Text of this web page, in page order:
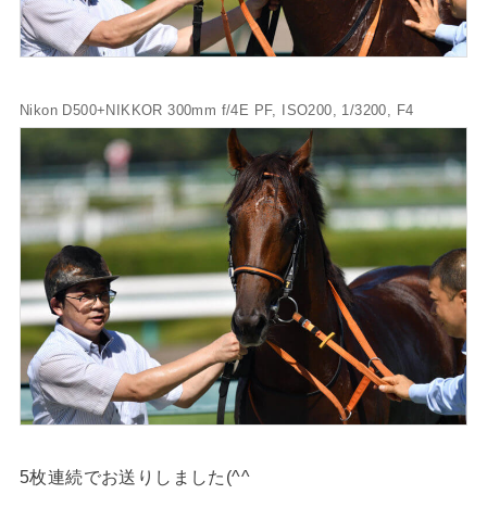
Nikon D500+NIKKOR 300mm f/4E PF, ISO200, 1/3200, F4
5枚連続でお送りしました(^^